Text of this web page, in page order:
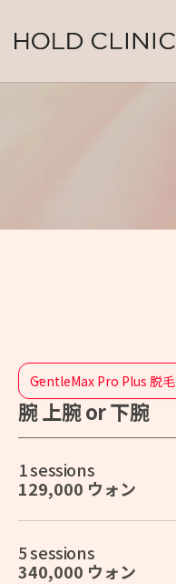
GentleMax Pro Plus 脱毛
腕 上腕 or 下腕
1 sessions
129,000 ウォン
5 sessions
340,000 ウォン